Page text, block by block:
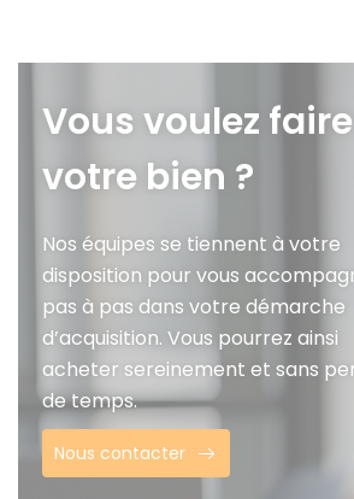
Vous voulez
votre bien ?
Nos équipes se tiennent à votre
disposition pour vous
pas à pas dans votre démarche
d’acquisition. Vous pourrez ainsi
acheter sereinement et sans
de temps.
Nous contacter